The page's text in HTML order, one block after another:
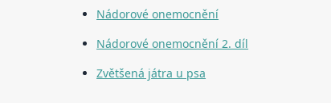
Nádorové onemocnění
Nádorové onemocnění 2. díl
Zvětšená játra u psa